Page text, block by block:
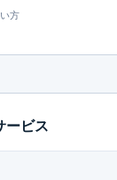
ービス
方